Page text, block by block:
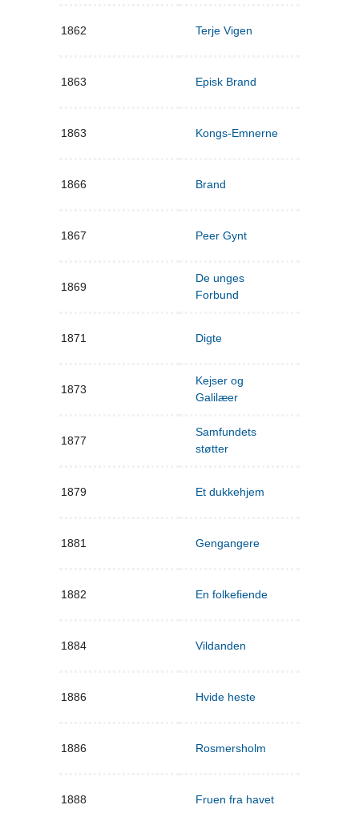
1862 Terje Vigen
1863 Episk Brand
1863 Kongs-Emnerne
1866 Brand
1867 Peer Gynt
1869
De unges
Forbund
1871 Digte
1873
Kejser og
Galilæer
1877
Samfundets
støtter
1879 Et dukkehjem
1881 Gengangere
1882 En folkefiende
1884 Vildanden
1886 Hvide heste
1886 Rosmersholm
1888 Fruen fra havet